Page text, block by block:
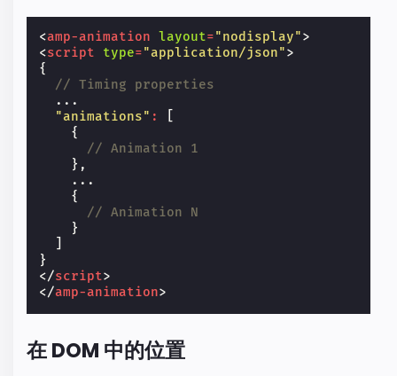
<amp-animation layout="nodisplay">
<script type="application/json">
{
// Timing properties
...
"animations" :
{
// Animation 1
},
...
{
// Animation N
}
}
</script>
</amp-animation>
在 DOM 中的位置